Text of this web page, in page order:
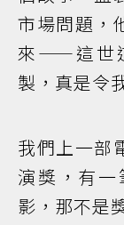
市場問題，
來——這世
製，真是令
我們上一部
演獎，有
影，那不是